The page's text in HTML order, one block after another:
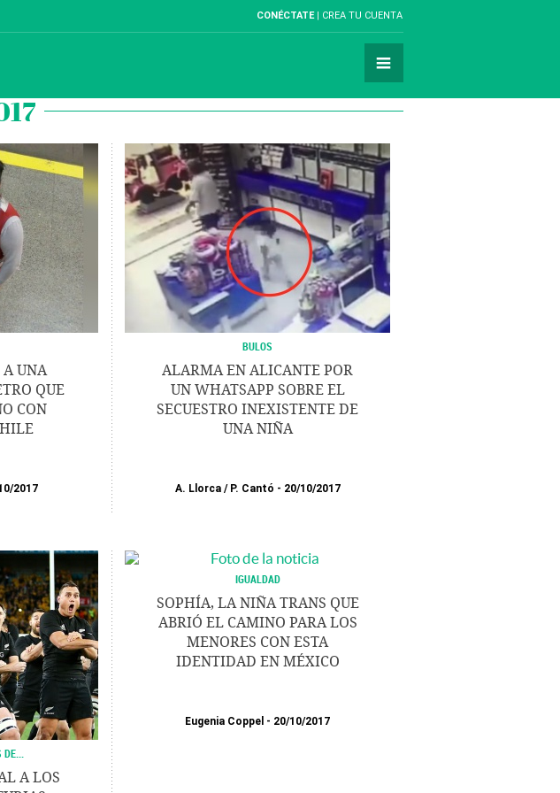
CONÉCTATE CREA TU CUENTA
UNA
QUE
CON
2017
BULOS
ALARMA EN ALICANTE POR
UN WHATSAPP SOBRE EL
SECUESTRO INEXISTENTE DE
UNA NIÑA
A. Llorca/ P. Cantó 20/10/2017
A LOS
IGUALDAD
SOPHÍA, LA NIÑA TRANS QUE
ABRIÓ EL CAMINO PARA LOS
MENORES CON ESTA
IDENTIDAD EN MÉXICO
Eugenia Coppel 20/10/2017